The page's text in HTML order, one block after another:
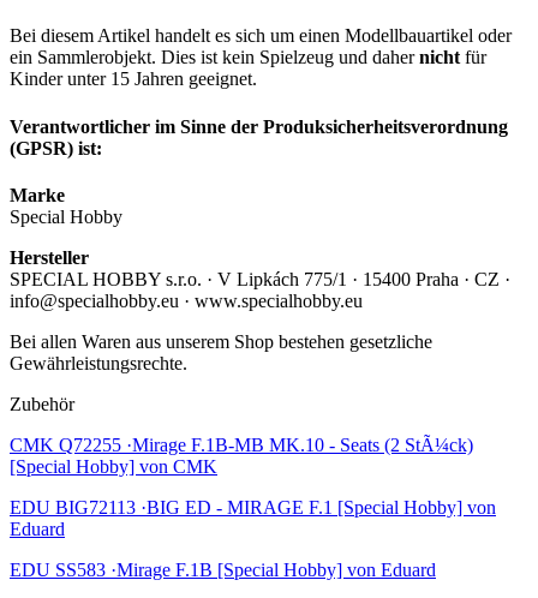
Bei diesem Artikel handelt es sich um einen Modellbauartikel oder
ein Sammlerobjekt. Dies ist kein Spielzeug und dahernicht für
Kinder unter 15 Jahren geeignet.
Verantwortlicher im Sinne der Produksicherheitsverordnung
(GPSR) ist:
Marke
Special Hobby
Hersteller
SPECIAL HOBBY s.r.o. · V Lipkách 775/1 · 15400 Praha · CZ ·
info@specialhobby.eu · www.specialhobby.eu
Bei allen Waren aus unserem Shop bestehen gesetzliche
Gewährleistungsrechte.
Zubehör
CMK Q72255 ·Mirage F.1B-MB MK.10 - Seats (2 StÃ¼ck)
[Special Hobby] von CMK
EDU BIG72113 ·BIG ED - MIRAGE F.1 [Special Hobby] von
Eduard
EDU SS583 ·Mirage F.1B [Special Hobby] von Eduard